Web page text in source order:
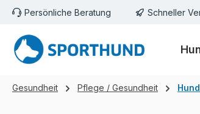
Hauptinhalt springen
Zur Suche springen
Zur Hauptnavigation springen
Persönliche Beratung Schneller
Gesundheit Pflege / Gesundheit